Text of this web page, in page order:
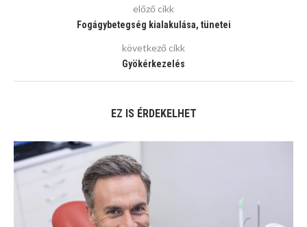
előző cikk
Fogágybetegség kialakulása, tünetei
következő cikk
Gyökérkezelés
EZ IS ÉRDEKELHET